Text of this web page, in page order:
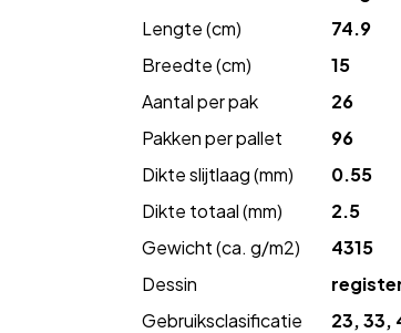
Lengte (cm)
74.9
Breedte (cm)
15
Aantal per pak
26
Pakken per pallet
96
Dikte slijtlaag (mm)
0.55
Dikte totaal (mm)
2.5
Gewicht (ca. g/m2)
4315
Dessin
Gebruiksclasificatie
23, 33,